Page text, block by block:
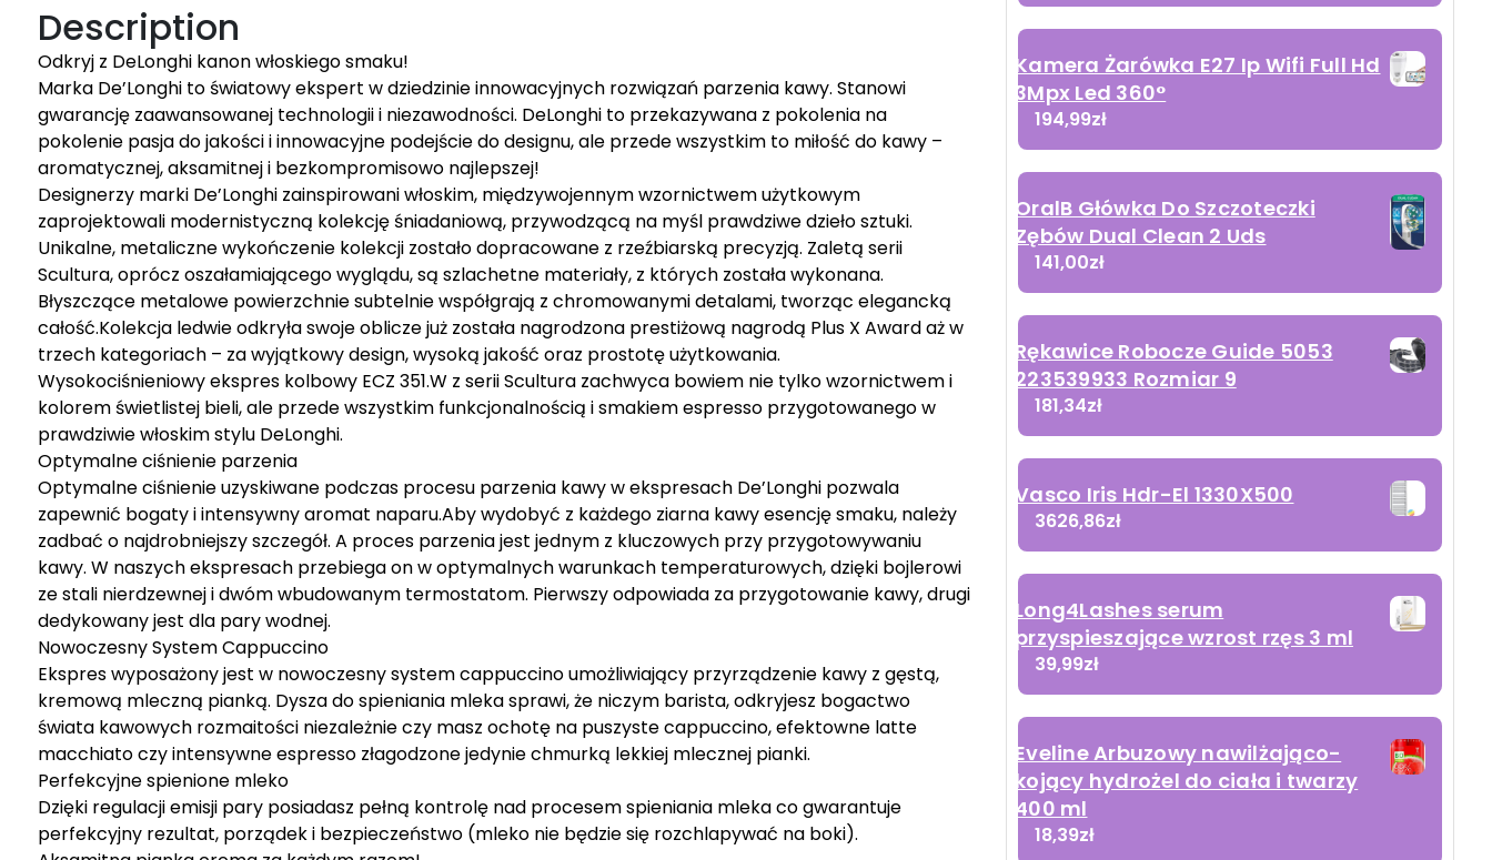
Description
Odkryj z DeLonghi kanon włoskiego smaku!
Marka De’Longhi to światowy ekspert w dziedzinie innowacyjnych rozwiązań parzenia kawy. Stanowi
gwarancję zaawansowanej technologii i niezawodności. DeLonghi to przekazywana z pokolenia na
pokolenie pasja do jakości i innowacyjne podejście do designu, ale przede wszystkim to miłość do kawy –
aromatycznej, aksamitnej i bezkompromisowo najlepszej!
Designerzy marki De’Longhi zainspirowani włoskim, międzywojennym wzornictwem użytkowym
zaprojektowali modernistyczną kolekcję śniadaniową, przywodzącą na myśl prawdziwe dzieło sztuki.
Unikalne, metaliczne wykończenie kolekcji zostało dopracowane z rzeźbiarską precyzją. Zaletą serii
Scultura, oprócz oszałamiającego wyglądu, są szlachetne materiały, z których została wykonana.
Błyszczące metalowe powierzchnie subtelnie współgrają z chromowanymi detalami, tworząc elegancką
całość.Kolekcja ledwie odkryła swoje oblicze już została nagrodzona prestiżową nagrodą Plus X Award aż w
trzech kategoriach – za wyjątkowy design, wysoką jakość oraz prostotę użytkowania.
Wysokociśnieniowy ekspres kolbowy ECZ 351.W z serii Scultura zachwyca bowiem nie tylko wzornictwem i
kolorem świetlistej bieli, ale przede wszystkim funkcjonalnością i smakiem espresso przygotowanego w
prawdziwie włoskim stylu DeLonghi.
Optymalne ciśnienie parzenia
Optymalne ciśnienie uzyskiwane podczas procesu parzenia kawy w ekspresach De’Longhi pozwala
zapewnić bogaty i intensywny aromat naparu.Aby wydobyć z każdego ziarna kawy esencję smaku, należy
zadbać o najdrobniejszy szczegół. A proces parzenia jest jednym z kluczowych przy przygotowywaniu
kawy. W naszych ekspresach przebiega on w optymalnych warunkach temperaturowych, dzięki bojlerowi
ze stali nierdzewnej i dwóm wbudowanym termostatom. Pierwszy odpowiada za przygotowanie kawy, drugi
dedykowany jest dla pary wodnej.
Nowoczesny System Cappuccino
Ekspres wyposażony jest w nowoczesny system cappuccino umożliwiający przyrządzenie kawy z gęstą,
kremową mleczną pianką. Dysza do spieniania mleka sprawi, że niczym barista, odkryjesz bogactwo
świata kawowych rozmaitości niezależnie czy masz ochotę na puszyste cappuccino, efektowne latte
macchiato czy intensywne espresso złagodzone jedynie chmurką lekkiej mlecznej pianki.
Perfekcyjne spienione mleko
Dzięki regulacji emisji pary posiadasz pełną kontrolę nad procesem spieniania mleka co gwarantuje
perfekcyjny rezultat, porządek i bezpieczeństwo (mleko nie będzie się rozchlapywać na boki).
Kamera Żarówka E27 Ip Wifi Full Hd
3Mpx Led 360°
194,99zł
OralB Główka Do Szczoteczki
Zębów Dual Clean 2 Uds
141,00zł
Rękawice Robocze Guide 5053
223539933 Rozmiar 9
181,34zł
Vasco Iris Hdr-El 1330X500
3626,86zł
Long4Lashes serum
przyspieszające wzrost rzęs 3 ml
39,99zł
Eveline Arbuzowy nawilżająco-
kojący hydrożel do ciała i twarzy
400 ml
18,39zł